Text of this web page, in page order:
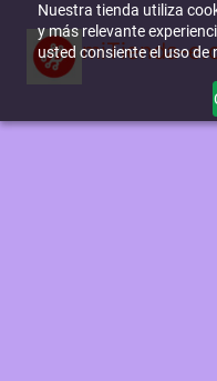
Nuestra tienda utiliza
y más relevante
usted consiente el uso de
miTienda-